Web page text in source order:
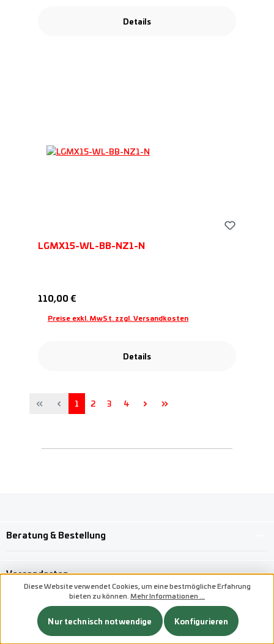
Details
LGMX15-WL-BB-NZ1-N
Regulärer Preis:
110,00 €
Preise exkl. MwSt. zzgl. Versandkosten
Details
Seite
1 Seite
2 Seite
3 Seite
4
Beratung & Bestellung
Versandarten
Benutzerdefiniertes Bild 1
Diese Website verwendet Cookies, um eine bestmögliche Erfahrung
bieten zu können. Mehr Informationen ...
Nur technisch notwendige Konfigurieren